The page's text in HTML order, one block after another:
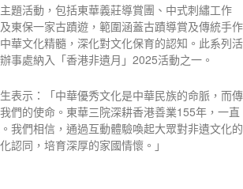
題活動，包括東華義莊導賞團、中式刺繡工作
東保一家古蹟遊，範圍涵蓋古蹟導賞及傳統手作
華文化精髓，深化對文化保育的認知。此系列活
事處納入「香港非遺月」2025活動之一。
表示：「中華優秀文化是中華民族的命脈，而傳
們的使命。東華三院深耕香港善業155年，一直
我們相信，通過互動體驗喚起大眾對非遺文化的
認同，培育深厚的家國情懷。」